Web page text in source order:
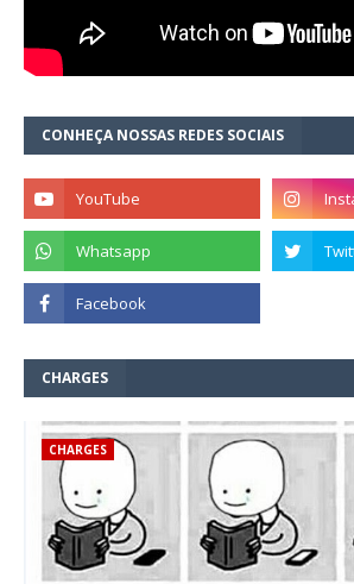
CONHEÇA NOSSAS REDES SOCIAIS
CHARGES
CHARGES